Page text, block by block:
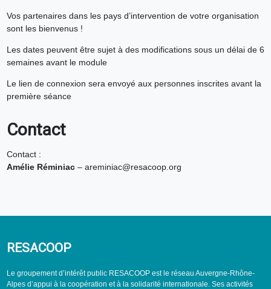
Vos partenaires dans les pays d’intervention de votre organisation
sont les bienvenus !
Les dates peuvent être sujet à des modifications sous un délai de 6
semaines avant le module
Le lien de connexion sera envoyé aux personnes inscrites avant la
première séance
Contact
Contact :
Amélie Réminiac– areminiac@resacoop.org
RESACOOP
Le groupement d’intérêt public RESACOOP est le réseau Auvergne-Rhône-
Alpes d’appui à la coopération et à la solidarité internationale. Ses activités